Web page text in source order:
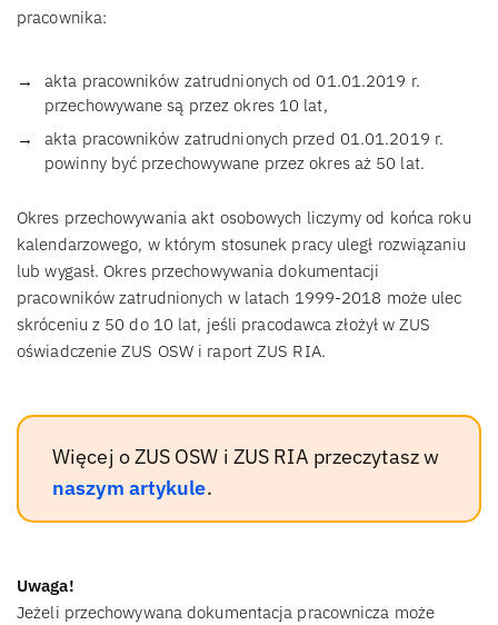
pracownika:
akta pracowników zatrudnionych od 01.01.2019 r.
przechowywane są przez okres 10 lat,
akta pracowników zatrudnionych przed 01.01.2019 r.
powinny być przechowywane przez okres aż 50 lat.
Okres przechowywania akt osobowych liczymy od końca roku
kalendarzowego, w którym stosunek pracy uległ rozwiązaniu
lub wygasł. Okres przechowywania dokumentacji
pracowników zatrudnionych w latach 1999-2018 może ulec
skróceniu z 50 do 10 lat, jeśli pracodawca złożył w ZUS
oświadczenie ZUS OSW i raport ZUS RIA.
Więcej o ZUS OSW i ZUS RIA przeczytasz w
naszym artykule.
Uwaga!
Jeżeli przechowywana dokumentacja pracownicza może